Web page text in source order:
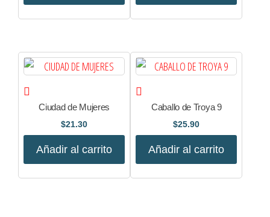
Ciudad de Mujeres
$21.30
Añadir al carrito
Caballo de Troya 9
$25.90
Añadir al carrito